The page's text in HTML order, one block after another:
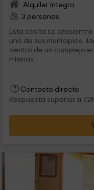
Alquiler íntegro
3 personas
Esta casita se
uno de sus municipios,
dentro de un complejo
mismas...
Contacto directo
Respuesta superior a 72h